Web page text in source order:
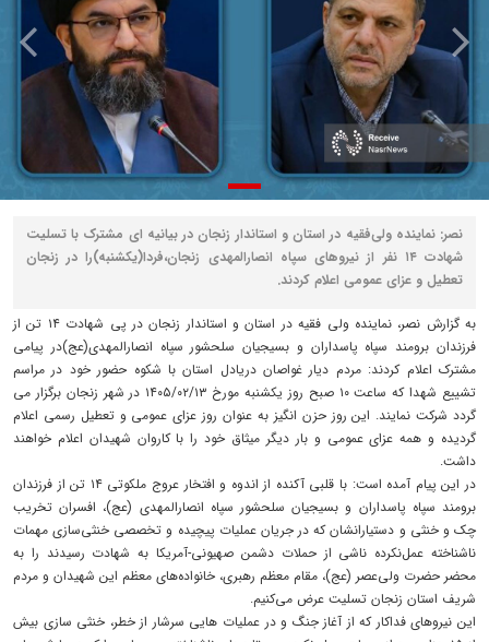
نصر: نماینده ولی‌فقیه در استان و استاندار زنجان در بیانیه ای مشترک با تسلیت
شهادت ۱۴ نفر از نیروهای سپاه انصارالمهدی زنجان،فردا(یکشنبه)را در زنجان
تعطیل و عزای عمومی اعلام کردند.
به گزارش نصر، نماینده ولی فقیه در استان و استاندار زنجان در پی شهادت ۱۴ تن از
فرزندان برومند سپاه پاسداران و بسیجیان سلحشور سپاه انصارالمهدی(عج)در پیامی
مشترک اعلام کردند: مردم دیار غواصان دریادل استان با شکوه حضور خود در مراسم
تشییع شهدا که ساعت ۱۰ صبح روز یکشنبه مورخ ۱۴۰۵/۰۲/۱۳ در شهر زنجان برگزار می
گردد شرکت نمایند. این روز حزن انگیز به عنوان روز عزای عمومی و تعطیل رسمی اعلام
گردیده و همه عزای عمومی و بار دیگر میثاق خود را با کاروان شهیدان اعلام خواهند
داشت.
در این پیام آمده است: با قلبی آکنده از اندوه و افتخار عروج ملکوتی ۱۴ تن از فرزندان
برومند سپاه پاسداران و بسیجیان سلحشور سپاه انصارالمهدی (عج)، افسران تخریب
چک و خنثی و دستیارانشان که در جریان عملیات پیچیده و تخصصی خنثی‌سازی مهمات
ناشناخته عمل‌نکرده ناشی از حملات دشمن صهیونی-آمریکا به شهادت رسیدند را به
محضر حضرت ولی‌عصر (عج)، مقام معظم رهبری، خانواده‌های معظم این شهیدان و مردم
شریف استان زنجان تسلیت عرض می‌کنیم.
این نیروهای فداکار که از آغاز جنگ و در عملیات هایی سرشار از خطر، خنثی سازی بیش